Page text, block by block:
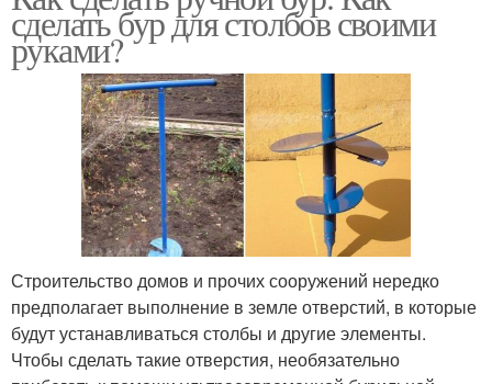
сделать бур для столбов своими
руками?
Строительство домов и прочих сооружений нередко
предполагает выполнение в земле отверстий, в которые
будут устанавливаться столбы и другие элементы.
Чтобы сделать такие отверстия, необязательно